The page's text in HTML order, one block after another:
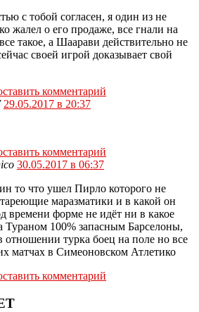
с тобой согласен, я один из не
жалел о его продаже, все гнали на
такое, а Шаарави действительно не
своей игрой доказывает свой
комментарий
29.05.2017 в 20:37
комментарий
30.05.2017 в 06:37
то что ушел Пирло которого не
маразматики и в какой он
времени форме не идёт ни в какое
Тураном 100% запасным Барселоны,
отношении турка боец на поле но все
матчах в Симеоновском Атлетико
комментарий